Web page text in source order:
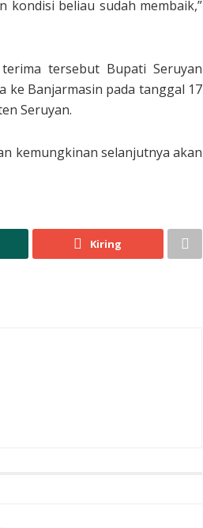
kondisi beliau sudah membaik,”
tersebut Bupati Seruyan
ke Banjarmasin pada tanggal 17
Seruyan.
kemungkinan selanjutnya akan
Kiring